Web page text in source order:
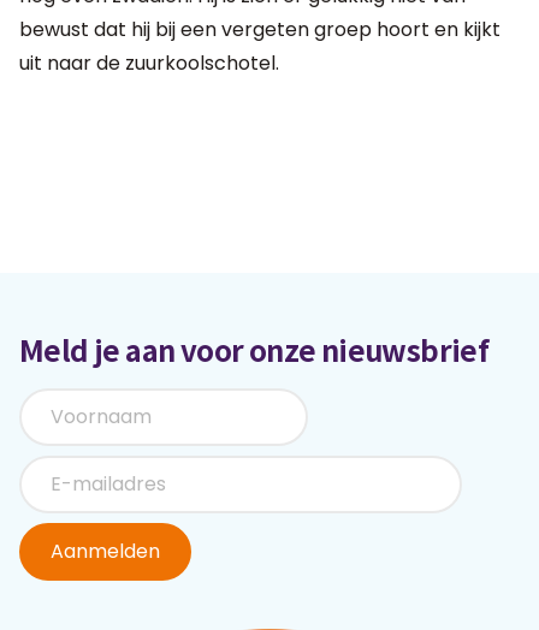
bewust dat hij bij een vergeten groep hoort en kijkt
uit naar de zuurkoolschotel.
Meld je aan voor onze nieuwsbrief
Aanmelden